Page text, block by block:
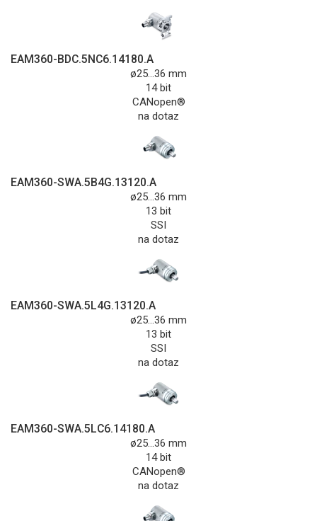
EAM360-BDC.5NC6.14180.A
ø25...36 mm
14 bit
CANopen®
na dotaz
EAM360-SWA.5B4G.13120.A
ø25...36 mm
13 bit
SSI
na dotaz
EAM360-SWA.5L4G.13120.A
ø25...36 mm
13 bit
SSI
na dotaz
EAM360-SWA.5LC6.14180.A
ø25...36 mm
14 bit
CANopen®
na dotaz